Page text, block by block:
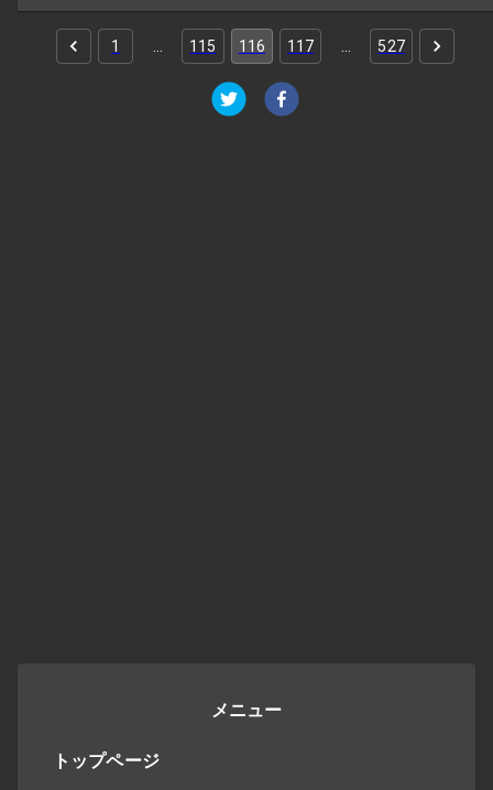
1 115 116 117 527
メニュー
トップページ